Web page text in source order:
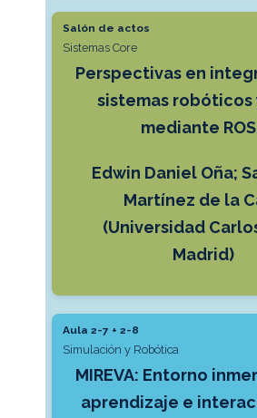
Salón de actos
Sistemas Core
Perspectivas en
sistemas robóticos
mediante
Edwin Daniel Oña;
Martínez de la
(Universidad
Madrid)
Aula 2-7 + 2-8
Simulación y Robótica
MIREVA: Entorno
aprendizaje e